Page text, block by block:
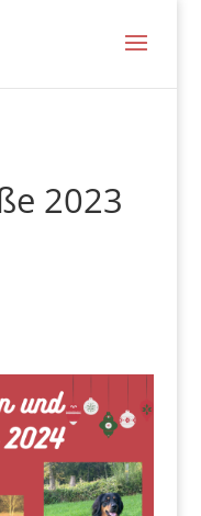
2023